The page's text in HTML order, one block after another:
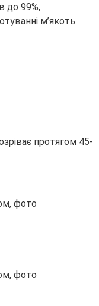
до 99%,
м’якоть
протягом 45-